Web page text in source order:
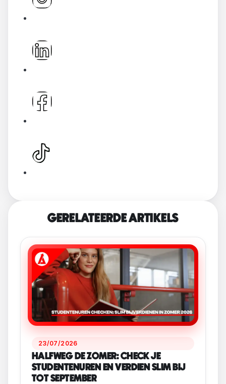
GERELATEERDE ARTIKELS
23/07/2026
HALFWEG DE ZOMER: CHECK JE
STUDENTENUREN EN VERDIEN SLIM BIJ
TOT SEPTEMBER